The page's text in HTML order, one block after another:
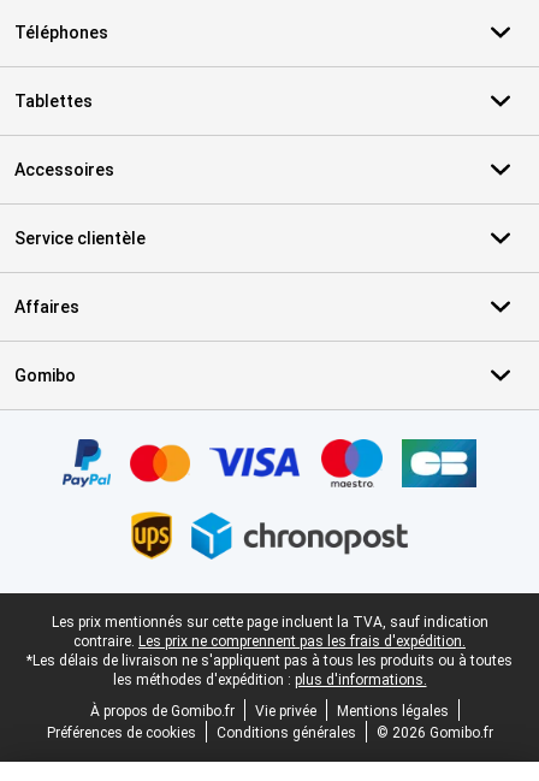
Téléphones
Tablettes
Accessoires
Service clientèle
Affaires
Gomibo
Pied-de-page légal
Les prix mentionnés sur cette page incluent la TVA, sauf indication
contraire. Les prix ne comprennent pas les frais d'expédition.
*Les délais de livraison ne s'appliquent pas à tous les produits ou à toutes
les méthodes d'expédition : plus d'informations.
À propos de Gomibo.fr
Vie privée
Mentions légales
Préférences de cookies
Conditions générales © 2026 Gomibo.fr